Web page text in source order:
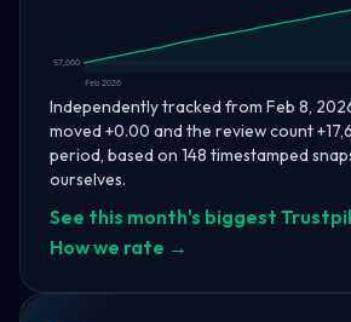
57,660
Feb 2026
Independently tracked from Feb 8,
moved +0.00 and the review count
period, based on 148 timestamped
ourselves.
See this month's biggest
How we rate →